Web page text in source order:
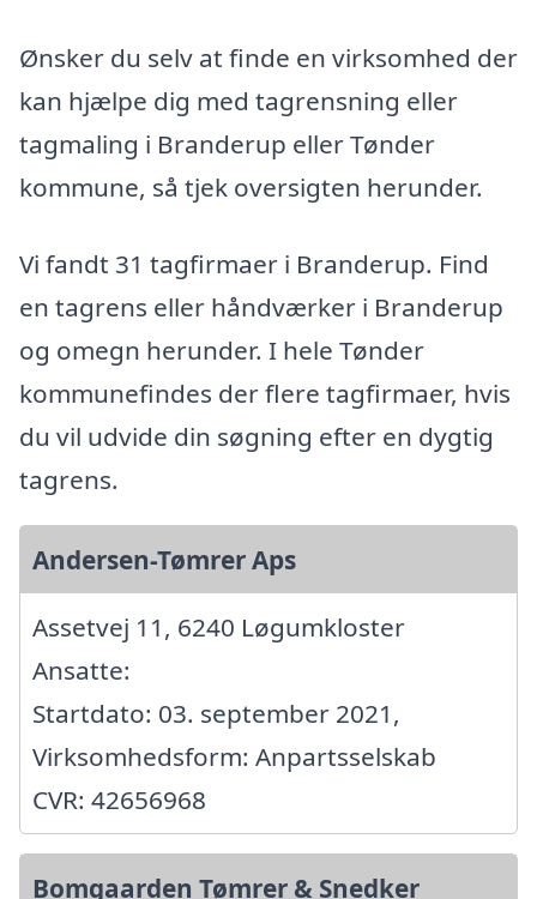
Ønsker du selv at finde en virksomhed der
kan hjælpe dig med tagrensning eller
tagmaling i Branderup eller Tønder
kommune, så tjek oversigten herunder.
Vi fandt 31 tagfirmaer i Branderup. Find
en tagrens eller håndværker i Branderup
og omegn herunder. I hele Tønder
kommunefindes der flere tagfirmaer, hvis
du vil udvide din søgning efter en dygtig
tagrens.
Andersen-Tømrer Aps
Assetvej 11, 6240 Løgumkloster
Ansatte:
Startdato: 03. september 2021,
Virksomhedsform: Anpartsselskab
CVR: 42656968
Bomgaarden Tømrer & Snedker